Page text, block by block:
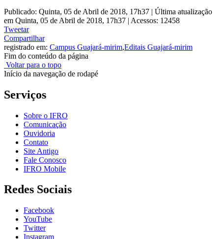
Publicado: Quinta, 05 de Abril de 2018, 17h37 | Última atualização
em Quinta, 05 de Abril de 2018, 17h37 | Acessos: 12458
Tweetar
Compartilhar
registrado em: Campus Guajará-mirim,Editais Guajará-mirim
Fim do conteúdo da página
Voltar para o topo
Início da navegação de rodapé
Serviços
Sobre o IFRO
Comunicação
Ouvidoria
Contato
Site Antigo
Fale Conosco
IFRO Mobile
Redes Sociais
Facebook
YouTube
Twitter
Instagram